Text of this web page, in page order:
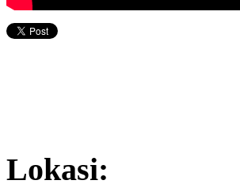
Lokasi: